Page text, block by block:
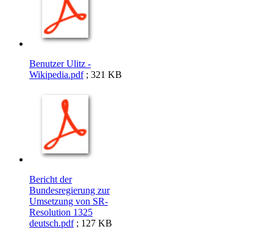
Benutzer Ulitz -
Wikipedia.pdf; 321 KB
Bericht der
Bundesregierung zur
Umsetzung von SR-
Resolution 1325
deutsch.pdf; 127 KB